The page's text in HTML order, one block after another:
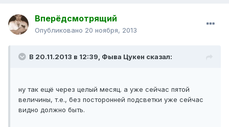
Вперёдсмотрящий
Опубликовано 20 ноября, 2013
В 20.11.2013 в 12:39, Фыва Цукен сказал:
ну так ещё через целый месяц. а уже сейчас пятой
величины, т.е., без посторонней подсветки уже сейчас
видно должно быть.